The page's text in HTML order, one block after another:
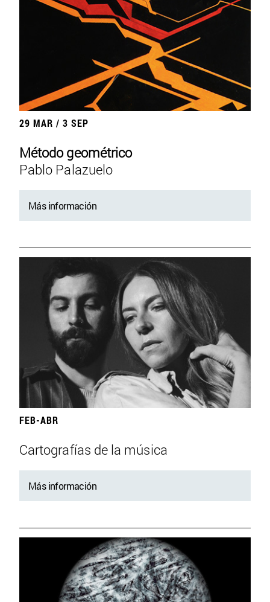
29 MAR / 3 SEP
Método geométrico
Pablo Palazuelo
Más información
FEB-ABR
Cartografías de la música
Más información